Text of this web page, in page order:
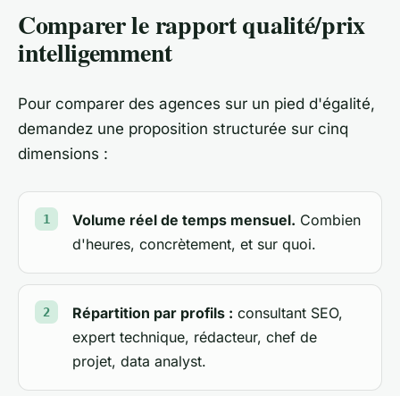
Comparer le rapport qualité/prix
intelligemment
Pour comparer des agences sur un pied d'égalité,
demandez une proposition structurée sur cinq
dimensions :
Volume réel de temps mensuel. Combien
d'heures, concrètement, et sur quoi.
Répartition par profils : consultant SEO,
expert technique, rédacteur, chef de
projet, data analyst.